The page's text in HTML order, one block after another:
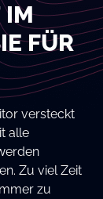
IM
FÜR
versteckt
alle
Zu viel Zeit
zu